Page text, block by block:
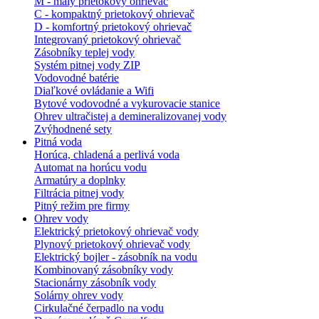
C - kompaktný prietokový ohrievač
D - komfortný prietokový ohrievač
Integrovaný prietokový ohrievač
Zásobníky teplej vody
Systém pitnej vody ZIP
Vodovodné batérie
Diaľkové ovládanie a Wifi
Bytové vodovodné a vykurovacie stanice
Ohrev ultračistej a demineralizovanej vody
Zvýhodnené sety
Pitná voda
Horúca, chladená a perlivá voda
Automat na horúcu vodu
Armatúry a doplnky
Filtrácia pitnej vody
Pitný režim pre firmy
Ohrev vody
Elektrický prietokový ohrievač vody
Plynový prietokový ohrievač vody
Elektrický bojler - zásobník na vodu
Kombinovaný zásobníky vody
Stacionárny zásobník vody
Solárny ohrev vody
Cirkulačné čerpadlo na vodu